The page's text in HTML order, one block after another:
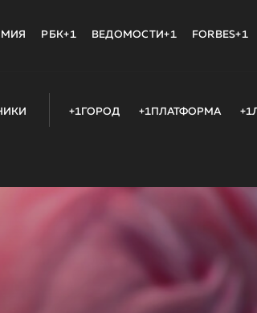
РБК+1 ВЕДОМОСТИ+1 FORBES+1
+1ГОРОД +1ПЛАТФОРМА